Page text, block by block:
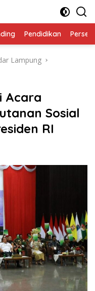
Pendidikan
Lampung
Acara
Sosial
RI